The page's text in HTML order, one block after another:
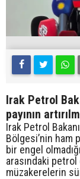
Irak Petrol
payının
Irak Petrol
Bölgesi’nin ham
bir engel
arasındaki petrol
müzakerelerin